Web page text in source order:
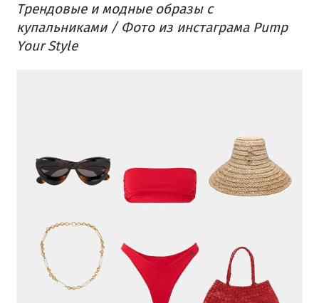
Трендовые и модные образы с
купальниками / Фото из инстаграма Pump
Your Style